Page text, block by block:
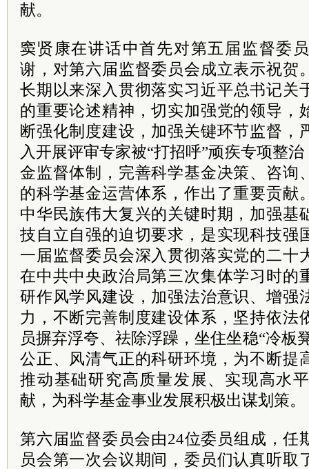
献。
窦贤康在讲话中首先对第五届监督委
谢，对第六届监督委员会成立表示祝贺
长期以来深入贯彻落实习近平总书记关
的重要论述精神，切实加强党的领导，
断强化制度建设，加强关键环节监督，
入开展评审专家被“打招呼”顽疾专项整
金监督体制，完善科学基金决策、咨询
的科学基金运营体系，作出了重要贡献
中华民族伟大复兴的关键时期，加强基
技自立自强的迫切要求，是实现科技强
一届监督委员会深入贯彻落实党的二十
在中共中央政治局第三次集体学习时的
研作风学风建设，加强法治意识、增强
力，不断完善制度建设体系，坚持依法
员摒弃浮夸、祛除浮躁，坐住坐稳“冷板
公正、风清气正的科研环境，为不断提
推动基础研究高质量发展、实现高水
献，为科学基金事业发展积极出谋划策。
第六届监督委员会由24位委员组成，任
员会第一次会议期间，委员们认真听取